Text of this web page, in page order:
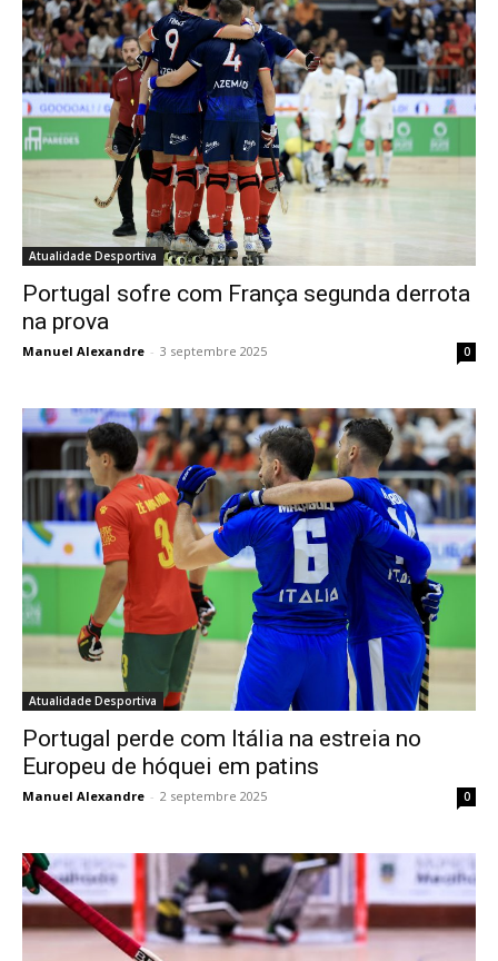
Atualidade Desportiva
Portugal sofre com França segunda derrota
na prova
Manuel Alexandre - 3 septembre 2025 0
Atualidade Desportiva
Portugal perde com Itália na estreia no
Europeu de hóquei em patins
Manuel Alexandre - 2 septembre 2025 0